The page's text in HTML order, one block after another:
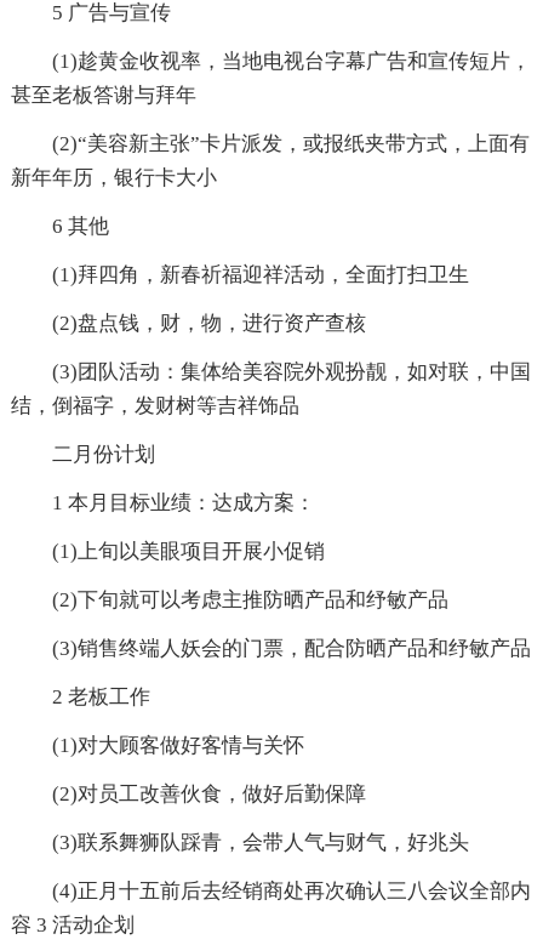
5 广告与宣传
(1)趁黄金收视率，当地电视台字幕广告和宣传短片，
甚至老板答谢与拜年
(2)“美容新主张”卡片派发，或报纸夹带方式，上面有
新年年历，银行卡大小
6 其他
(1)拜四角，新春祈福迎祥活动，全面打扫卫生
(2)盘点钱，财，物，进行资产查核
(3)团队活动：集体给美容院外观扮靓，如对联，中国
结，倒福字，发财树等吉祥饰品
二月份计划
1 本月目标业绩：达成方案：
(1)上旬以美眼项目开展小促销
(2)下旬就可以考虑主推防晒产品和纾敏产品
(3)销售终端人妖会的门票，配合防晒产品和纾敏产品
2 老板工作
(1)对大顾客做好客情与关怀
(2)对员工改善伙食，做好后勤保障
(3)联系舞狮队踩青，会带人气与财气，好兆头
(4)正月十五前后去经销商处再次确认三八会议全部内
容 3 活动企划